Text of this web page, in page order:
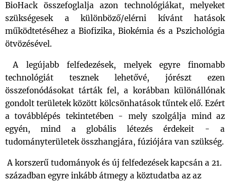
BioHack összefoglalja azon technológiákat, melyeket
szükségesek a különböző/elérni kívánt hatások
működtetéséhez a Biofizika, Biokémia és a Pszichológia
ötvözésével.
A legújabb felfedezések, melyek egyre finomabb
technológiát tesznek lehetővé, jórészt ezen
összefonódásokat tárták fel, a korábban különállónak
gondolt területek között kölcsönhatások tűntek elő. Ezért
a továbblépés tekintetében - mely szolgálja mind az
egyén, mind a globális létezés érdekeit - a
tudományterületek összhangjára, fúziójára van szükség.
A korszerű tudományok és új felfedezések kapcsán a 21.
században egyre inkább átmegy a köztudatba az az